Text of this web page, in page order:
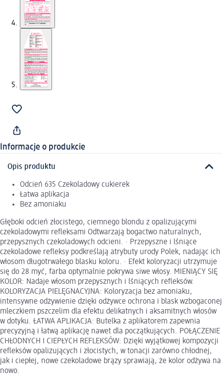
Informacje o produkcie
Opis produktu
Odcień 635 Czekoladowy cukierek
Łatwa aplikacja
Bez amoniaku
Głęboki odcień złocistego, ciemnego blondu z opalizującymi
czekoladowymi refleksami Odtwarzają bogactwo naturalnych,
przepysznych czekoladowych odcieni. · Przepyszne i lśniące
czekoladowe refleksy podkreślają atrybuty urody Polek, nadając ich
włosom długotrwałego blasku koloru. · Efekt koloryzacji utrzymuje
się do 28 myć, farba optymalnie pokrywa siwe włosy. MIENIĄCY SIĘ
KOLOR: Nadaje włosom przepysznych i lśniących refleksów.
KOLORYZACJA PIELĘGNACYJNA: Koloryzacja bez amoniaku,
intensywne odżywienie dzięki odżywce ochrona i blask wzbogaconej
mleczkiem pszczelim dla efektu delikatnych i aksamitnych włosów
w dotyku. ŁATWA APLIKACJA: Butelka z aplikatorem zapewnia
precyzyjną i łatwą aplikację nawet dla początkujących. POŁĄCZENIE
CHŁODNYCH I CIEPŁYCH REFLEKSÓW: Dzięki wyjątkowej kompozycji
refleksów opalizujących i złocistych, w tonacji zarówno chłodnej,
jak i ciepłej, nowe czekoladowe brązy sprawiają, że kolor odżywa na
nowo.